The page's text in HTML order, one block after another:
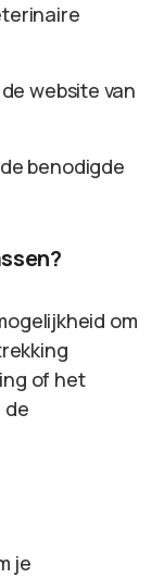
website van
benodigde
om
of het
de
je